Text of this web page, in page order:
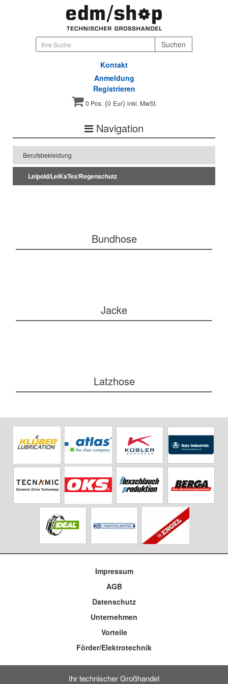
Kontakt
Anmeldung
Registrieren
0 Pos.(0 Eur) inkl. MwSt.
Navigation
Berufsbekleidung
Leipold/LeiKaTex/Regenschutz
Bundhose
Jacke
Latzhose
Impressum
AGB
Datenschutz
Unternehmen
Vorteile
Förder/Elektrotechnik
Ihr technischer Großhandel